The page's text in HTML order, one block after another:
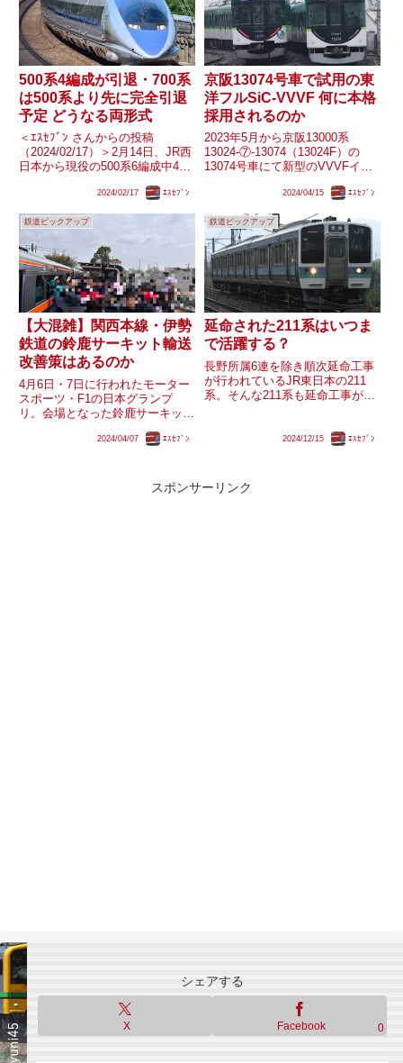
500系4編成が引退・700系
は500系より先に完全引退
予定 どうなる両形式
＜ｴｽｾﾌﾞﾝ さんからの投稿
（2024/02/17）＞2月14日、JR西
日本から現役の500系6編成中4編
ことが発表されました。一方で報
ー｣用として製造された700系
7000番台...
2024/02/17 ｴｽｾﾌﾞﾝ
京阪13074号車で試用の東
洋フルSiC-VVVF 何に本格
採用されるのか
2023年5月から京阪13000系
13024-⑦-13074（13024F）の
13074号車にて新型のVVVFイン
ています。これは発表や運転台部
造製MOSFET(所謂フルSiC)素...
2024/04/15 ｴｽｾﾌﾞﾝ
鉄道ピックアップ
【大混雑】関西本線・伊勢
鉄道の鈴鹿サーキット輸送
改善策はあるのか
4月6日・7日に行われたモーター
スポーツ・F1の日本グランプ
リ。会場となった鈴鹿サーキット
キット稲生駅で、名古屋駅などか
臨時停車が行われました。国内
2024/04/07 ｴｽｾﾌﾞﾝ
鉄道ピックアップ
延命された211系はいつま
で活躍する？
長野所属6連を除き順次延命工事
が行われているJR東日本の211
系。そんな211系も延命工事が行
が、延命工事を受けた編成はいつ
2024/12/15 ｴｽｾﾌﾞﾝ
スポンサーリンク
シェアする
X Facebook 0